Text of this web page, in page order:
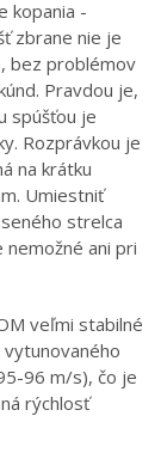
kopania -
zbrane nie je
bez problémov
Pravdou je,
spúšťou je
Rozprávkou je
na krátku
Umiestniť
strelca
ani pri
veľmi stabilné
96 m/s), čo je
rýchlosť